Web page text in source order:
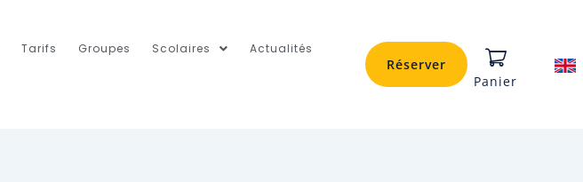
Tarifs Groupes Scolaires Actualités
Réserver
Panier